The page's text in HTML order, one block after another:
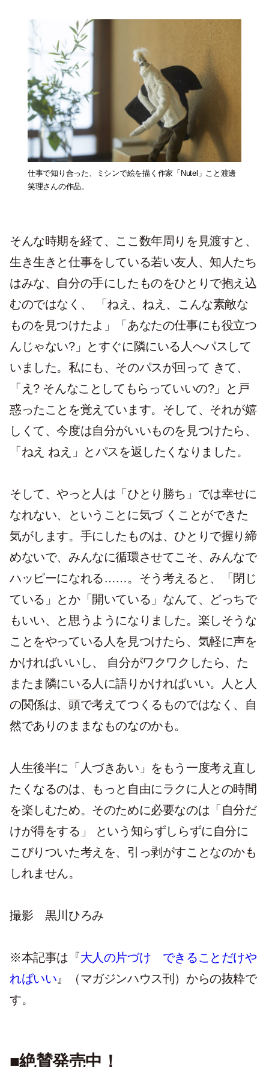
仕事で知り合った、ミシンで絵を描く作家「Nutel」こと渡邊
笑理さんの作品。
そんな時期を経て、ここ数年周りを見渡すと、
生き生きと仕事をしている若い友人、知人たち
はみな、自分の手にしたものをひとりで抱え込
むのではなく、 「ねえ、ねえ、こんな素敵な
ものを見つけたよ」「あなたの仕事にも役立つ
んじゃない?」とすぐに隣にいる人へパスして
いました。私にも、そのパスが回って きて、
「え? そんなことしてもらっていいの?」と戸
惑ったことを覚えています。そして、それが嬉
しくて、今度は自分がいいものを見つけたら、
「ねえ ねえ」とパスを返したくなりました。
そして、やっと人は「ひとり勝ち」では幸せに
なれない、ということに気づ くことができた
気がします。手にしたものは、ひとりで握り締
めないで、みんなに循環させてこそ、みんなで
ハッピーになれる……。そう考えると、「閉じ
ている」とか「開いている」なんて、どっちで
もいい、と思うようになりました。楽しそうな
ことをやっている人を見つけたら、気軽に声を
かければいいし、 自分がワクワクしたら、た
またま隣にいる人に語りかければいい。人と人
の関係は、頭で考えてつくるものではなく、自
然でありのままなものなのかも。
人生後半に「人づきあい」をもう一度考え直し
たくなるのは、もっと自由にラクに人との時間
を楽しむため。そのために必要なのは「自分だ
けが得をする」 という知らずしらずに自分に
こびりついた考えを、引っ剥がすことなのかも
しれません。
撮影 黒川ひろみ
※本記事は『大人の片づけ できることだけや
ればいい 』（マガジンハウス刊）からの抜粋で
す。
■絶賛発売中！